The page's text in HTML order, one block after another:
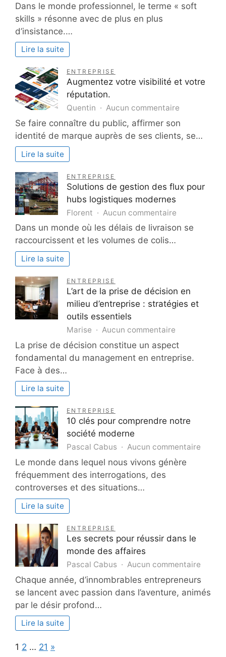
skills
réussir
monde
professionnel
Dans le monde professionnel, le terme « soft
skills » résonne avec de plus en plus
d’insistance.…
Lire la suite
ENTREPRISE
Augmentez votre visibilité et votre
réputation.
Quentin Aucun commentaire
visibilité
Se faire connaître du public, affirmer son
identité de marque auprès de ses clients, se…
Lire la suite
ENTREPRISE
Solutions de gestion des flux pour
hubs logistiques modernes
Florent Aucun commentaire
hubs
logistiques
Dans un monde où les délais de livraison se
raccourcissent et les volumes de colis…
Lire la suite
ENTREPRISE
L’art de la prise de décision en
milieu d’entreprise : stratégies et
outils essentiels
Marise Aucun commentaire
L’art
de
la
milieu
stratégies
et
La prise de décision constitue un aspect
fondamental du management en entreprise.
Face à des…
Lire la suite
ENTREPRISE
10 clés pour comprendre notre
société moderne
Pascal Cabus Aucun commentaire
Le monde dans lequel nous vivons génère
fréquemment des interrogations, des
controverses et des situations…
Lire la suite
ENTREPRISE
Les secrets pour réussir dans le
monde des affaires
Pascal Cabus Aucun commentaire
pour
Chaque année, d’innombrables entrepreneurs
se lancent avec passion dans l’aventure, animés
par le désir profond…
Lire la suite
Page:
1 2 … 21 Next
»